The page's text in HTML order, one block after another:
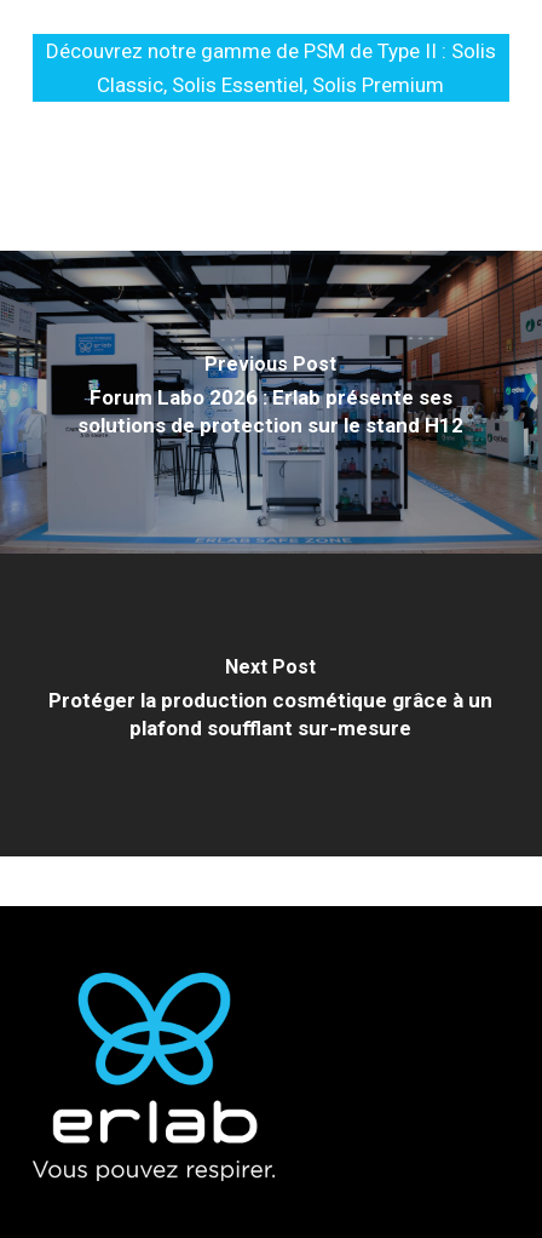
Découvrez notre gamme de PSM de Type II : Solis
Classic, Solis Essentiel, Solis Premium
Previous Post
Forum Labo 2026 : Erlab présente ses
solutions de protection sur le stand H12
Next Post
Protéger la production cosmétique grâce à un
plafond soufflant sur-mesure